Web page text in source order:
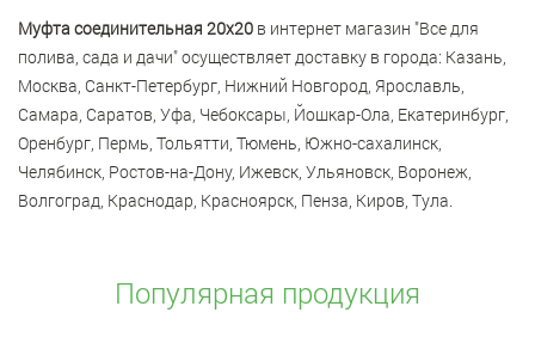
Муфта соединительная 20x20 в интернет магазин "Все для
полива, сада и дачи" осуществляет доставку в города: Казань,
Москва, Санкт-Петербург, Нижний Новгород, Ярославль,
Самара, Саратов, Уфа, Чебоксары, Йошкар-Ола, Екатеринбург,
Оренбург, Пермь, Тольятти, Тюмень, Южно-сахалинск,
Челябинск, Ростов-на-Дону, Ижевск, Ульяновск, Воронеж,
Волгоград, Краснодар, Красноярск, Пенза, Киров, Тула.
Популярная продукция